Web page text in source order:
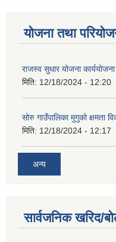
योजना तथा
राजस्व सुधार योजना
मिति: 12/18/2024 - 12:20
सोरु गाउँपालिका मुगुको
मिति: 12/18/2024 - 12:17
अन्य
सार्वजनिक खरिद/